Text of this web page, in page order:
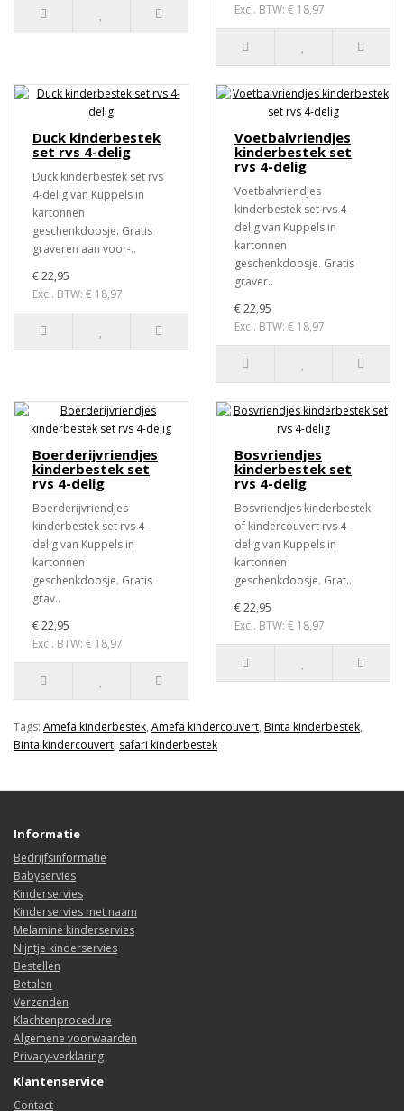
Excl. BTW: € 18,97
Duck kinderbestek
set rvs 4-delig
Duck kinderbestek set rvs
4-delig van Kuppels in
kartonnen
geschenkdoosje. Gratis
graveren aan voor-..
€ 22,95
Excl. BTW: € 18,97
Voetbalvriendjes
kinderbestek set
rvs 4-delig
Voetbalvriendjes
kinderbestek set rvs 4-
delig van Kuppels in
kartonnen
geschenkdoosje. Gratis
graver..
€ 22,95
Excl. BTW: € 18,97
Boerderijvriendjes
kinderbestek set
rvs 4-delig
Boerderijvriendjes
kinderbestek set rvs 4-
delig van Kuppels in
kartonnen
geschenkdoosje. Gratis
grav..
€ 22,95
Excl. BTW: € 18,97
Bosvriendjes
kinderbestek set
rvs 4-delig
Bosvriendjes kinderbestek
of kindercouvert rvs 4-
delig van Kuppels in
kartonnen
geschenkdoosje. Grat..
€ 22,95
Excl. BTW: € 18,97
Tags: Amefa kinderbestek, Amefa kindercouvert, Binta kinderbestek,
Binta kindercouvert, safari kinderbestek
Informatie
Bedrijfsinformatie
Babyservies
Kinderservies
Kinderservies met naam
Melamine kinderservies
Nijntje kinderservies
Bestellen
Betalen
Verzenden
Klachtenprocedure
Algemene voorwaarden
Privacy-verklaring
Klantenservice
Contact